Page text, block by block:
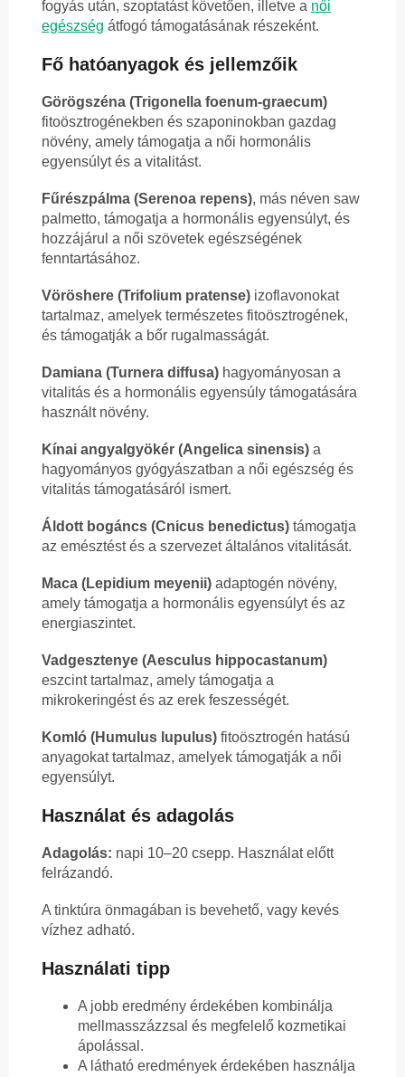
fogyás után, szoptatást követően, illetve a női
egészség átfogó támogatásának részeként.
Fő hatóanyagok és jellemzőik
Görögszéna (Trigonella foenum-graecum)
fitoösztrogénekben és szaponinokban gazdag
növény, amely támogatja a női hormonális
egyensúlyt és a vitalitást.
Fűrészpálma (Serenoa repens), más néven saw
palmetto, támogatja a hormonális egyensúlyt, és
hozzájárul a női szövetek egészségének
fenntartásához.
Vöröshere (Trifolium pratense) izoflavonokat
tartalmaz, amelyek természetes fitoösztrogének,
és támogatják a bőr rugalmasságát.
Damiana (Turnera diffusa) hagyományosan a
vitalitás és a hormonális egyensúly támogatására
használt növény.
Kínai angyalgyökér (Angelica sinensis) a
hagyományos gyógyászatban a női egészség és
vitalitás támogatásáról ismert.
Áldott bogáncs (Cnicus benedictus) támogatja
az emésztést és a szervezet általános vitalitását.
Maca (Lepidium meyenii) adaptogén növény,
amely támogatja a hormonális egyensúlyt és az
energiaszintet.
Vadgesztenye (Aesculus hippocastanum)
eszcint tartalmaz, amely támogatja a
mikrokeringést és az erek feszességét.
Komló (Humulus lupulus) fitoösztrogén hatású
anyagokat tartalmaz, amelyek támogatják a női
egyensúlyt.
Használat és adagolás
Adagolás: napi 10–20 csepp. Használat előtt
felrázandó.
A tinktúra önmagában is bevehető, vagy kevés
vízhez adható.
Használati tipp
A jobb eredmény érdekében kombinálja
mellmasszázzsal és megfelelő kozmetikai
ápolással.
A látható eredmények érdekében használja